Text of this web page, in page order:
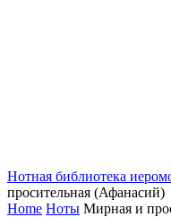
Нотная библиотека
просительная (Афанасий)
Home Ноты Мирная и